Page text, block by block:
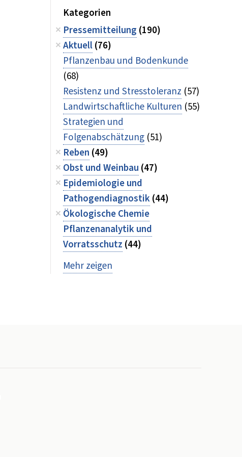
Kategorien
Pressemitteilung (190)
Aktuell(76)
Pflanzenbau und Bodenkunde
(68)
Resistenz und Stresstoleranz (57)
Landwirtschaftliche Kulturen (55)
Strategien und
Folgenabschätzung (51)
Reben (49)
Obst und Weinbau (47)
Epidemiologie und
Pathogendiagnostik(44)
Ökologische Chemie
Pflanzenanalytik und
Vorratsschutz (44)
Mehr zeigen